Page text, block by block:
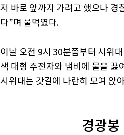
저 바로 앞까지 가려고 했으나 경
다”며 울먹였다.
이날 오전 9시 30분쯤부터 시위
색 대형 주전자와 냄비에 물을 끓
시위대는 갓길에 나란히 모여 앉
경광